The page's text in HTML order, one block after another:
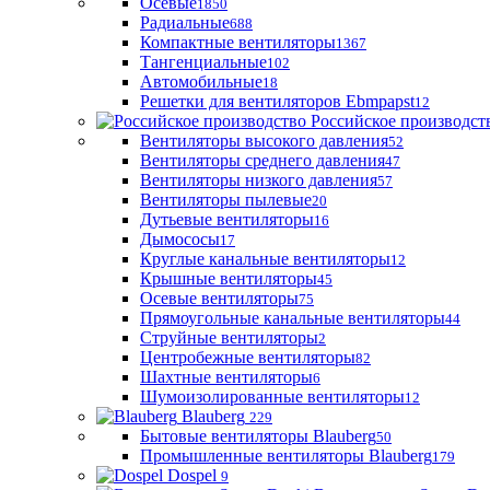
1850
Радиальные688
Компактные вентиляторы1367
Тангенциальные102
Автомобильные18
Решетки для вентиляторов Ebmpapst12
Российское
Вентиляторы высокого давления52
Вентиляторы среднего давления47
Вентиляторы низкого давления57
Вентиляторы пылевые20
Дутьевые вентиляторы16
Дымососы17
Круглые канальные вентиляторы12
Крышные вентиляторы45
Осевые вентиляторы75
Прямоугольные канальные вентиляторы44
Струйные вентиляторы2
Центробежные вентиляторы82
Шахтные вентиляторы6
Шумоизолированные вентиляторы12
Blauberg 229
Бытовые вентиляторы Blauberg50
Промышленные вентиляторы Blauberg179
Dospel 9